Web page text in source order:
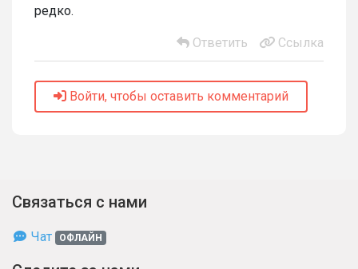
редко.
Ответить Ссылка
Войти, чтобы оставить комментарий
Связаться с нами
Чат ОФЛАЙН